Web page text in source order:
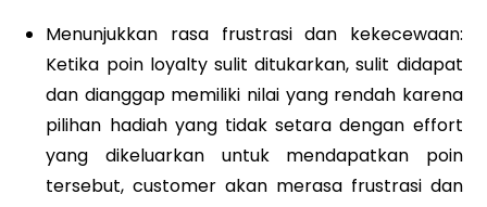
Menunjukkan rasa frustrasi dan kekecewaan:
Ketika poin loyalty sulit ditukarkan, sulit didapat
dan dianggap memiliki nilai yang rendah karena
pilihan hadiah yang tidak setara dengan effort
yang dikeluarkan untuk mendapatkan poin
tersebut, customer akan merasa frustrasi dan